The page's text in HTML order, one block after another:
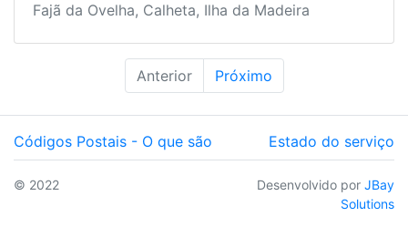
Fajã da Ovelha, Calheta, Ilha da Madeira
Anterior Próximo
Códigos Postais - O que são Estado do serviço
© 2022 Desenvolvido por JBay
Solutions